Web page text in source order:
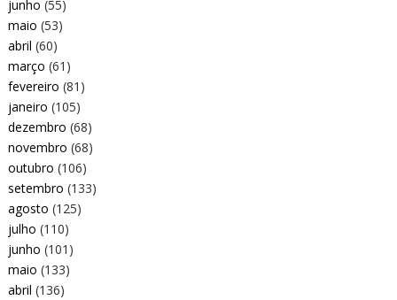
junho (55)
maio (53)
abril (60)
março (61)
fevereiro (81)
janeiro (105)
dezembro (68)
novembro (68)
outubro (106)
setembro (133)
agosto (125)
julho (110)
junho (101)
maio (133)
abril (136)